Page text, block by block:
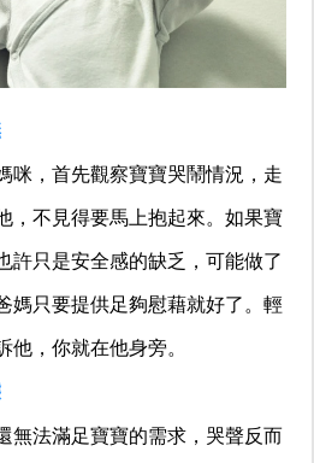
咪，首先觀察寶寶哭鬧情況，走
，不見得要馬上抱起來。如果寶
許只是安全感的缺乏，可能做了
媽只要提供足夠慰藉就好了。輕
他，你就在他身旁。
無法滿足寶寶的需求，哭聲反而